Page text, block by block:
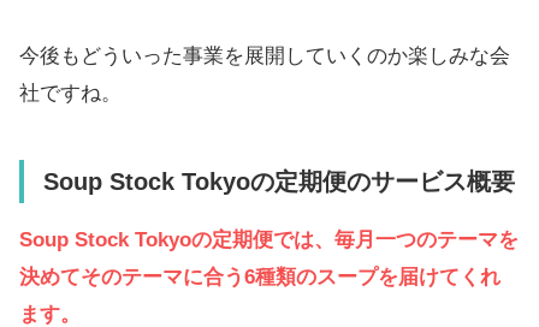
今後もどういった事業を展開していくのか楽しみな会
社ですね。
Soup Stock Tokyoの定期便のサービス概要
Soup Stock Tokyoの定期便では、毎月一つのテーマを
決めてそのテーマに合う6種類のスープを届けてくれ
ます。